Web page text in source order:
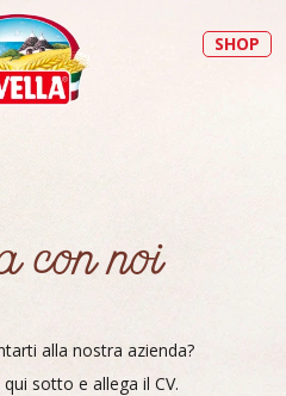
SHOP
con noi
alla nostra azienda?
sotto e allega il CV.